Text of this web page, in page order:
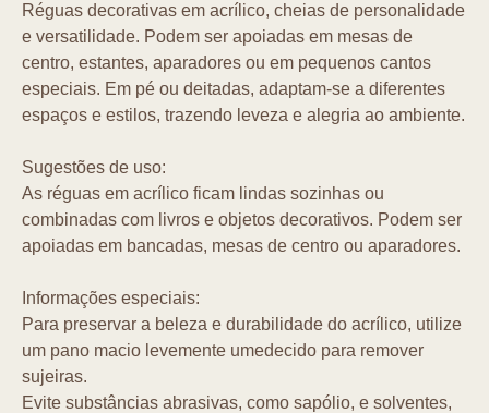
Réguas decorativas em acrílico, cheias de personalidade
e versatilidade. Podem ser apoiadas em mesas de
centro, estantes, aparadores ou em pequenos cantos
especiais. Em pé ou deitadas, adaptam-se a diferentes
espaços e estilos, trazendo leveza e alegria ao ambiente.
Sugestões de uso:
As réguas em acrílico ficam lindas sozinhas ou
combinadas com livros e objetos decorativos. Podem ser
apoiadas em bancadas, mesas de centro ou aparadores.
Informações especiais:
Para preservar a beleza e durabilidade do acrílico, utilize
um pano macio levemente umedecido para remover
sujeiras.
Evite substâncias abrasivas, como sapólio, e solventes,